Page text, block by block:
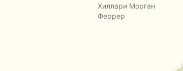
Хиллари Морган
Феррер